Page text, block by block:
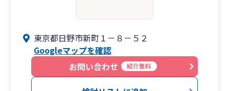
東京都日野市新町１－８－５２
Googleマップを確認
お問い合わせ
紹介無料